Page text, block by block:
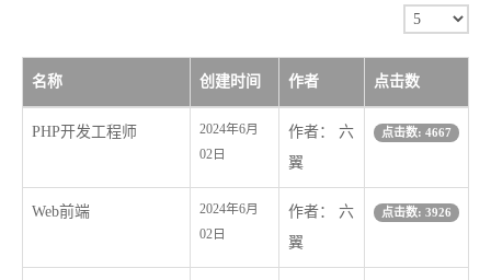
每
显
示
条
名称 创建时间 作者 点击数
PHP开发工程师
2024年6月
02日
作者： 六
翼
点击数: 4667
Web前端
2024年6月
02日
作者： 六
翼
点击数: 3926